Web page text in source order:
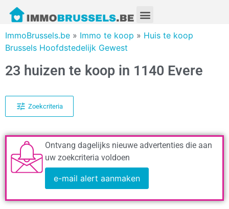
ImmoBrussels.be » Immo te koop » Huis te koop
Brussels Hoofdstedelijk Gewest
23 huizen te koop in 1140 Evere
Zoekcriteria
Ontvang dagelijks nieuwe advertenties die aan
uw zoekcriteria voldoen
e-mail alert aanmaken